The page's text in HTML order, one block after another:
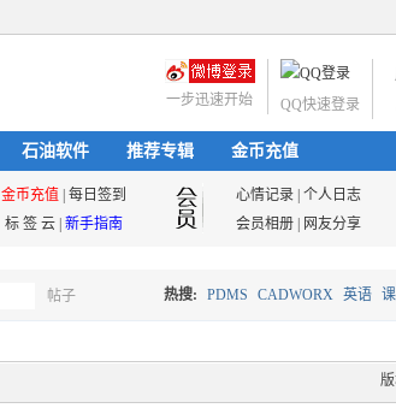
QQ快速登录
一步迅速开始
石油软件 推荐专辑 金币充值
金币充值 每日签到 心情记录 个人日志
标 签 云 新手指南 会员相册 网友分享
帖子 热搜: PDMS CADWORX 英语